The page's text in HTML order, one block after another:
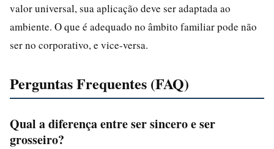
valor universal, sua aplicação deve ser adaptada ao
ambiente. O que é adequado no âmbito familiar pode não
ser no corporativo, e vice-versa.
Perguntas Frequentes (FAQ)
Qual a diferença entre ser sincero e ser
grosseiro?